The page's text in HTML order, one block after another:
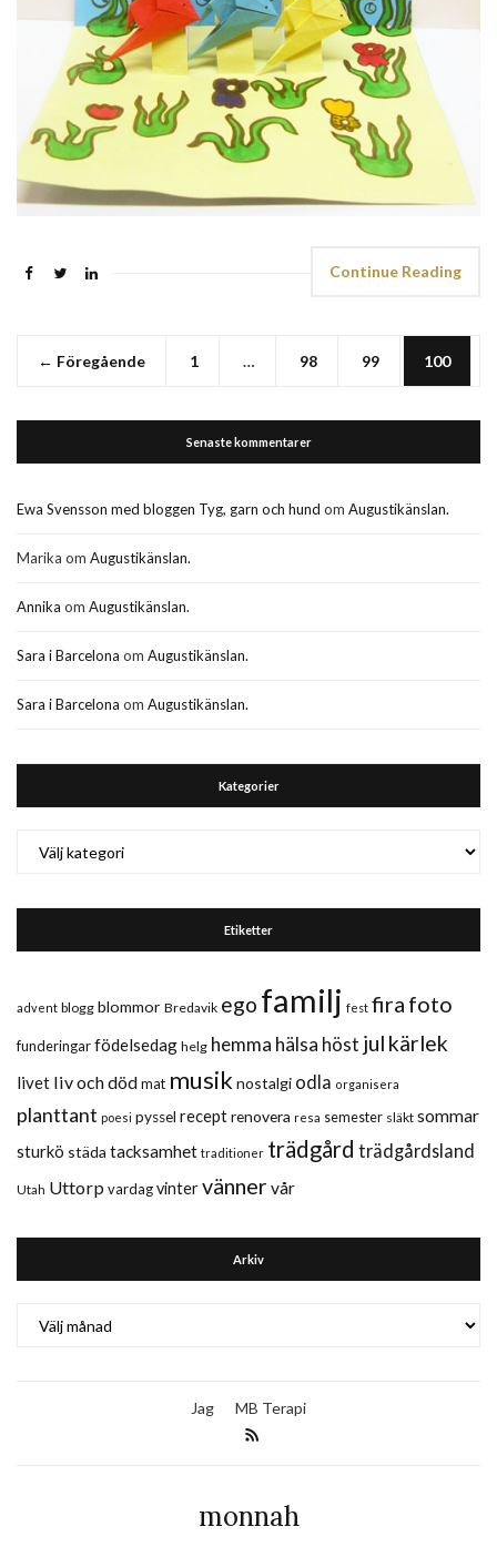
Continue Reading
← Föregående 1 … 98 99 100
Senaste kommentarer
Ewa Svensson med bloggen Tyg, garn och hund om Augustikänslan.
Marika om Augustikänslan.
Annika om Augustikänslan.
Sara i Barcelona om Augustikänslan.
Sara i Barcelona om Augustikänslan.
Kategorier
Etiketter
advent blogg blommor Bredavik ego familj fest fira foto
funderingarfödelsedag helg hemma hälsa höst jul kärlek
livet liv och dödmat musik nostalgi odla organisera
planttant poesi pyssel receptrenovera resa semester släkt sommar
sturkö städa tacksamhet traditioner trädgård trädgårdsland
Utah Uttorp vardagvintervänner vår
Arkiv
Jag MB Terapi
monnah